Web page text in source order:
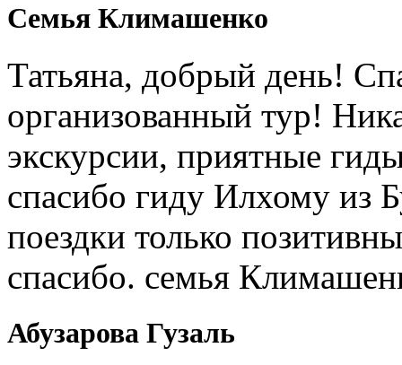
Cемья Климашенко
Татьяна, добрый день!
организованный тур!
экскурсии, приятные
спасибо гиду Илхому из
поездки только
спасибо. семья
Абузарова Гузаль